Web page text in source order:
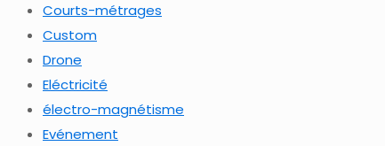
Courts-métrages
Custom
Drone
Eléctricité
électro-magnétisme
Evénement